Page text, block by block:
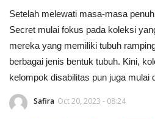
Lifestyle
Video
News
Setelah melewati masa-masa
Secret mulai fokus pada koleksi
mereka yang memiliki tubuh
berbagai jenis bentuk tubuh. Kini,
kelompok disabilitas pun juga mulai
Safira Oct 20, 2023 - 08:24